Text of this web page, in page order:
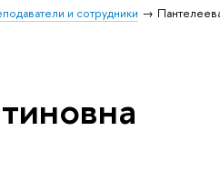
и сотрудники